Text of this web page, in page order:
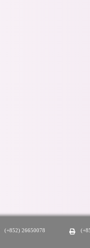
(+852) 26650078